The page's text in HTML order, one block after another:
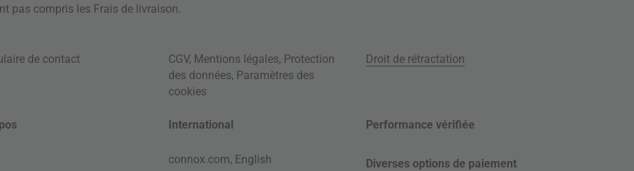
pas compris les Frais de livraison
de contact CGV, Mentions légales, Protection
des données, Paramètres des
cookies
Droit de rétractation
International
connox.com, English
Performance vérifiée
Diverses options de paiement